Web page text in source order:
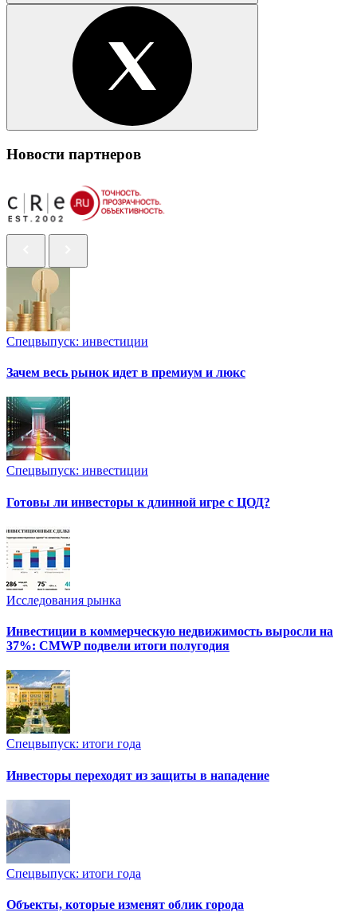
Новости партнеров
Спецвыпуск: инвестиции
Зачем весь рынок идет в премиум и люкс
Спецвыпуск: инвестиции
Готовы ли инвесторы к длинной игре с ЦОД?
Исследования рынка
Инвестиции в коммерческую недвижимость выросли на
37%: CMWP подвели итоги полугодия
Спецвыпуск: итоги года
Инвесторы переходят из защиты в нападение
Спецвыпуск: итоги года
Объекты, которые изменят облик города